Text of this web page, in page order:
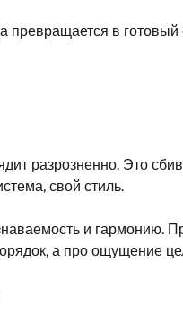
в готовый
разрозненно. Это
свой стиль.
и гармонию.
а про ощущение